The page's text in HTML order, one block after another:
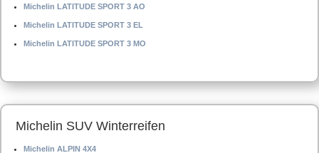
Michelin LATITUDE SPORT 3 AO
Michelin LATITUDE SPORT 3 EL
Michelin LATITUDE SPORT 3 MO
Michelin SUV Winterreifen
Michelin ALPIN 4X4